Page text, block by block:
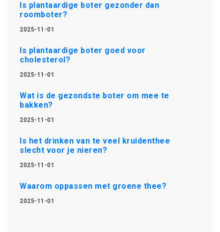
Is plantaardige boter gezonder dan
roomboter?
2025-11-01
Is plantaardige boter goed voor
cholesterol?
2025-11-01
Wat is de gezondste boter om mee te
bakken?
2025-11-01
Is het drinken van te veel kruidenthee
slecht voor je nieren?
2025-11-01
Waarom oppassen met groene thee?
2025-11-01